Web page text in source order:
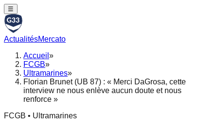
☰
ActualitésMercato
Accueil »
FCGB»
Ultramarines»
Florian Brunet (UB 87) : « Merci DaGrosa, cette
interview ne nous enlève aucun doute et nous
renforce »
FCGB • Ultramarines